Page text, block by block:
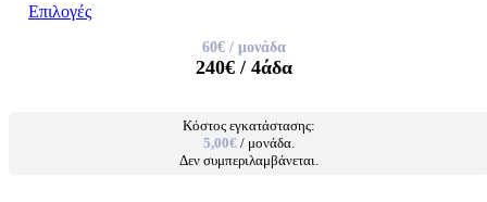
Επιλογές
60€/ μονάδα
240€/ 4άδα
Κόστος εγκατάστασης:
5,00€ / μονάδα.
Δεν συμπεριλαμβάνεται.